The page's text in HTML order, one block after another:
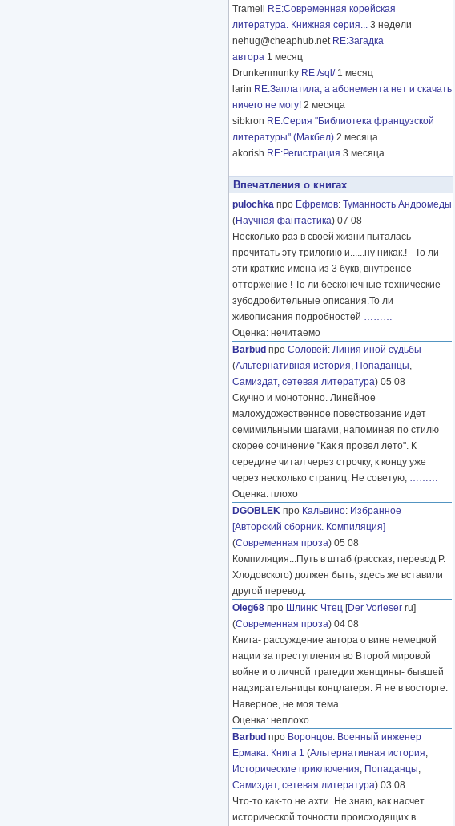
Tramell
RE:Современная корейская
литература. Книжная серия... 3 недели
nehug@cheaphub.net RE:Загадка
автора 1 месяц
Drunkenmunky RE:/sql/ 1 месяц
larin RE:Заплатила, а абонемента нет и скачать
ничего не могу! 2 месяца
sibkron RE:Серия "Библиотека французской
литературы" (Макбел) 2 месяца
akorish RE:Регистрация 3 месяца
Впечатления о книгах
pulochka про Ефремов: Туманность Андромеды
(Научная фантастика) 07 08
Несколько раз в своей жизни пыталась
прочитать эту трилогию и......ну никак.! - То ли
эти краткие имена из 3 букв, внутренее
отторжение ! То ли бесконечные технические
зубодробительные описания.То ли
живописания подробностей ………
Оценка: нечитаемо
Barbud про Соловей: Линия иной судьбы
(Альтернативная история, Попаданцы,
Самиздат, сетевая литература) 05 08
Скучно и монотонно. Линейное
малохудожественное повествование идет
семимильными шагами, напоминая по стилю
скорее сочинение "Как я провел лето". К
середине читал через строчку, к концу уже
через несколько страниц. Не советую, ………
Оценка: плохо
DGOBLEK про Кальвино: Избранное
[Авторский сборник. Компиляция]
(Современная проза) 05 08
Компиляция...Путь в штаб (рассказ, перевод Р.
Хлодовского) должен быть, здесь же вставили
другой перевод.
Oleg68 про Шлинк: Чтец [Der Vorleser ru]
(Современная проза) 04 08
Книга- рассуждение автора о вине немецкой
нации за преступления во Второй мировой
войне и о личной трагедии женщины- бывшей
надзирательницы концлагеря. Я не в восторге.
Наверное, не моя тема.
Оценка: неплохо
Barbud про Воронцов: Военный инженер
Ермака. Книга 1 (Альтернативная история,
Исторические приключения, Попаданцы,
Самиздат, сетевая литература) 03 08
Что-то как-то не ахти. Не знаю, как насчет
исторической точности происходящих в